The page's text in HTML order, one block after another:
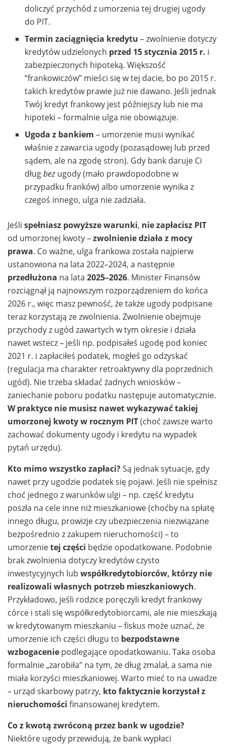
doliczyć przychód z umorzenia tej drugiej ugody
do PIT.
Termin zaciągnięcia kredytu – zwolnienie dotyczy
kredytów udzielonych przed 15 stycznia 2015 r. i
zabezpieczonych hipoteką. Większość
“frankowiczów” mieści się w tej dacie, bo po 2015 r.
takich kredytów prawie już nie dawano. Jeśli jednak
Twój kredyt frankowy jest późniejszy lub nie ma
hipoteki – formalnie ulga nie obowiązuje.
Ugoda z bankiem – umorzenie musi wynikać
właśnie z zawarcia ugody (pozasądowej lub przed
sądem, ale na zgodę stron). Gdy bank daruje Ci
długbez ugody (mało prawdopodobne w
przypadku franków) albo umorzenie wynika z
czegoś innego, ulga nie zadziała.
Jeśli spełniasz powyższe warunki, nie zapłacisz PIT
od umorzonej kwoty –zwolnienie działa z mocy
prawa. Co ważne, ulga frankowa została najpierw
ustanowiona na lata 2022–2024, a następnie
przedłużona na lata 2025–2026. Minister Finansów
rozciągnął ją najnowszym rozporządzeniem do końca
2026 r., więc masz pewność, że także ugody podpisane
teraz korzystają ze zwolnienia. Zwolnienie obejmuje
przychody z ugód zawartych w tym okresie i działa
nawet wstecz – jeśli np. podpisałeś ugodę pod koniec
2021 r. i zapłaciłeś podatek, mogłeś go odzyskać
(regulacja ma charakter retroaktywny dla poprzednich
ugód). Nie trzeba składać żadnych wniosków –
zaniechanie poboru podatku następuje automatycznie.
W praktyce nie musisz nawet wykazywać takiej
umorzonej kwoty w rocznym PIT(choć zawsze warto
zachować dokumenty ugody i kredytu na wypadek
pytań urzędu).
Kto mimo wszystko zapłaci?Są jednak sytuacje, gdy
nawet przy ugodzie podatek się pojawi. Jeśli nie spełnisz
choć jednego z warunków ulgi – np. część kredytu
poszła na cele inne niż mieszkaniowe (choćby na spłatę
innego długu, prowizje czy ubezpieczenia niezwiązane
bezpośrednio z zakupem nieruchomości) – to
umorzenietej części będzie opodatkowane. Podobnie
brak zwolnienia dotyczy kredytów czysto
inwestycyjnych lub współkredytobiorców, którzy nie
realizowali własnych potrzeb mieszkaniowych.
Przykładowo, jeśli rodzice poręczyli kredyt frankowy
córce i stali się współkredytobiorcami, ale nie mieszkają
w kredytowanym mieszkaniu – fiskus może uznać, że
umorzenie ich części długu to bezpodstawne
wzbogacenie podlegające opodatkowaniu. Taka osoba
formalnie „zarobiła” na tym, że dług zmalał, a sama nie
miała korzyści mieszkaniowej. Warto mieć to na uwadze
– urząd skarbowy patrzy, kto faktycznie korzystał z
nieruchomości finansowanej kredytem.
Co z kwotą zwróconą przez bank w ugodzie?
Niektóre ugody przewidują, że bank wypłaci